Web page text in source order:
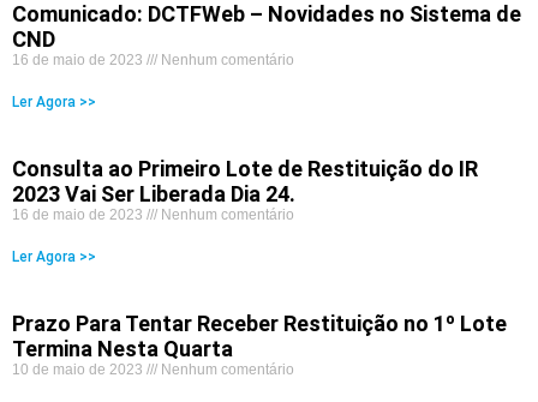
Comunicado: DCTFWeb – Novidades no Sistema de
CND
16 de maio de 2023 Nenhum comentário
Ler Agora >>
Consulta ao Primeiro Lote de Restituição do IR
2023 Vai Ser Liberada Dia 24.
16 de maio de 2023 Nenhum comentário
Ler Agora >>
Prazo Para Tentar Receber Restituição no 1º Lote
Termina Nesta Quarta
10 de maio de 2023 Nenhum comentário